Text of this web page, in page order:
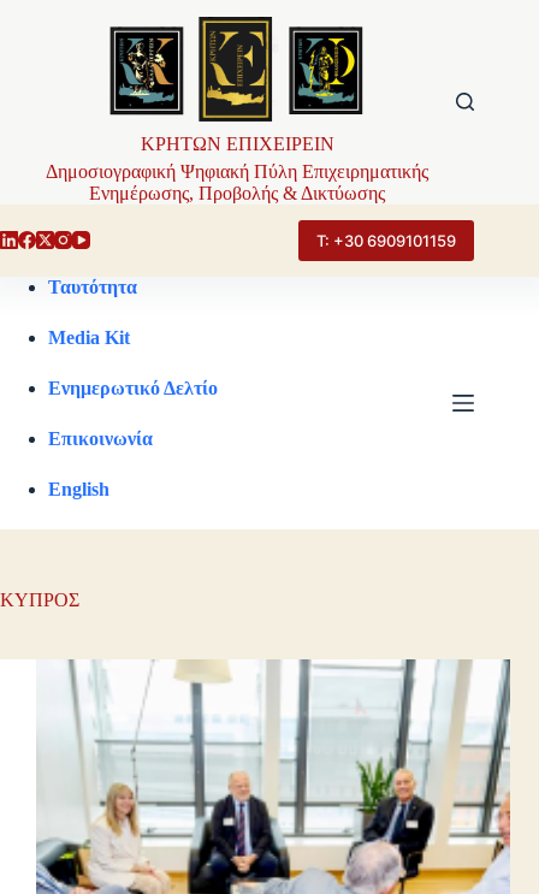
ΚΡΗΤΩΝ ΕΠΙΧΕΙΡΕΙΝ
Δημοσιογραφική Ψηφιακή Πύλη Επιχειρηματικής
Ενημέρωσης, Προβολής & Δικτύωσης
Τ: +30 6909101159
Ταυτότητα
Media Kit
Ενημερωτικό Δελτίο
Επικοινωνία
English
ΚΥΠΡΟΣ